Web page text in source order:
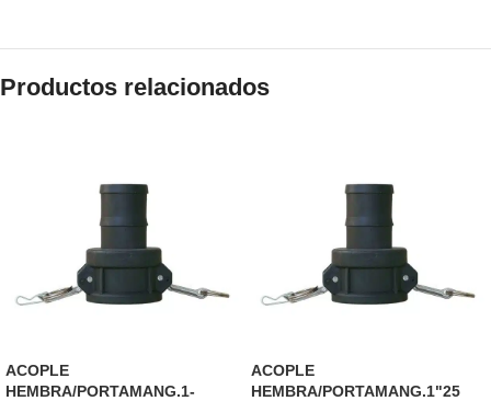
Productos relacionados
ACOPLE
HEMBRA/PORTAMANG.1-
ACOPLE
HEMBRA/PORTAMANG.1"25